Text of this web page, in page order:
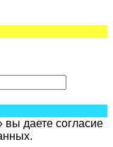
вы даете согласие